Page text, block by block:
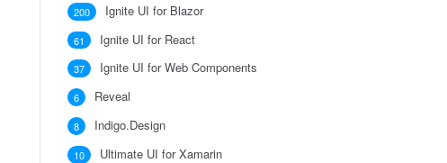
Ignite UI for Blazor
200
Ignite UI for React
61
Ignite UI for Web Components
37
Reveal
6
Indigo.Design
8
Ultimate UI for Xamarin
10